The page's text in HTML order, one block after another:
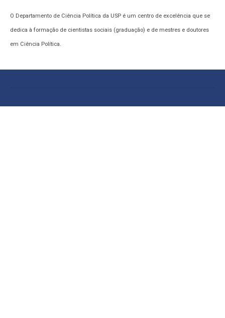
O Departamento de Ciência Política da USP é um centro de excelência que se
dedica à formação de cientistas sociais (graduação) e de mestres e doutores
em Ciência Política.